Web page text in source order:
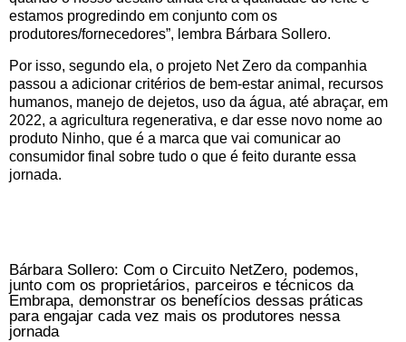
estamos progredindo em conjunto com os
produtores/fornecedores”, lembra Bárbara Sollero.
Por isso, segundo ela, o projeto Net Zero da companhia
passou a adicionar critérios de bem-estar animal, recursos
humanos, manejo de dejetos, uso da água, até abraçar, em
2022, a agricultura regenerativa, e dar esse novo nome ao
produto Ninho, que é a marca que vai comunicar ao
consumidor final sobre tudo o que é feito durante essa
jornada.
Bárbara Sollero: Com o Circuito NetZero, podemos,
junto com os proprietários, parceiros e técnicos da
Embrapa, demonstrar os benefícios dessas práticas
para engajar cada vez mais os produtores nessa
jornada